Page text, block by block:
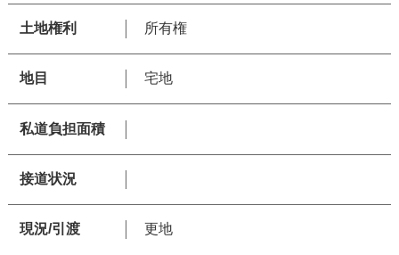
土地権利 所有権
地目 宅地
私道負担面積
接道状況
現況/引渡 更地